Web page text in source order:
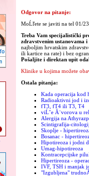
Odgovor na pitanje:
MoĹľete se javiti na tel 01/
Treba Vam specijalistički
zdravstvenim ustanovama
najboljim hrvatskim
ili kartice na rate) i bez
Pošaljite i direktan upit
Klinike u kojima možete
Ostala pitanja:
Kada operacija kod
Radioaktivni jod i
fT3, fT4 ili T3, T4
viĹˇe Ă¨vorova u
Alergija na
Scintigrafija-
Skoplje -
Bosanac -
Hipotireoza i jodni
Umag-hipotireoza
Kontracepcijske
Hipertireoza -
IVF, TSH i manjak
"Izgubljena"